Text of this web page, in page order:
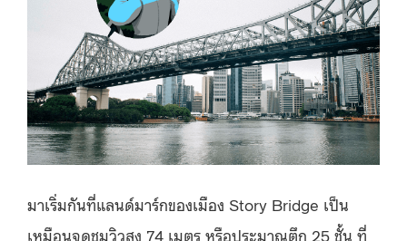
มาเริ่มกันที่แลนด์มาร์กของเมือง Story Bridge เป็น
เหมือนจุดชมวิวสูง 74 เมตร หรือประมาณตึก 25 ชั้น ที่